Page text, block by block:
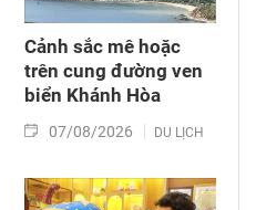
Cảnh sắc mê hoặc
trên cung đường ven
biển Khánh Hòa
07/08/2026 DU LỊCH